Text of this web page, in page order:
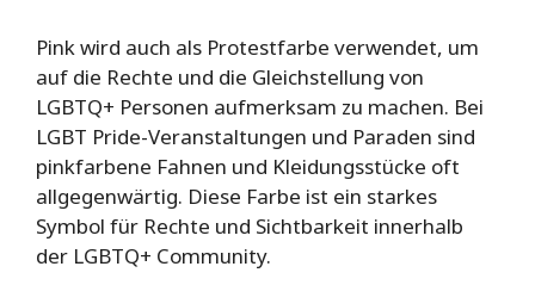
Pink wird auch als Protestfarbe verwendet, um
auf die Rechte und die Gleichstellung von
LGBTQ+ Personen aufmerksam zu machen. Bei
LGBT Pride-Veranstaltungen und Paraden sind
pinkfarbene Fahnen und Kleidungsstücke oft
allgegenwärtig. Diese Farbe ist ein starkes
Symbol für Rechte und Sichtbarkeit innerhalb
der LGBTQ+ Community.